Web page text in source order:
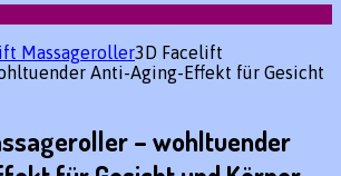
Massageroller3D Facelift
Anti-Aging-Effekt für Gesicht
– wohltuender